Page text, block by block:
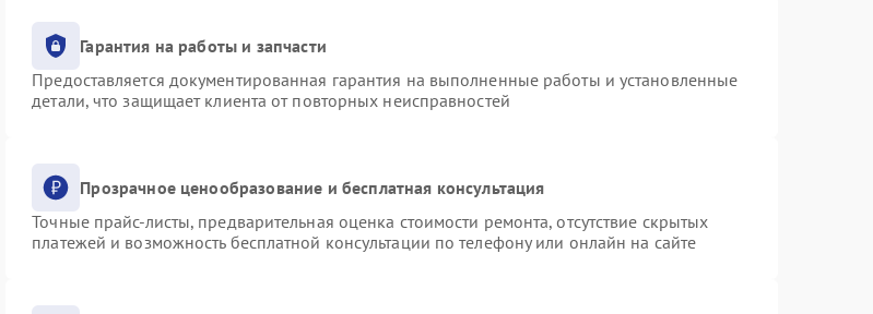
Гарантия на работы и запчасти
Предоставляется документированная гарантия на выполненные работы и установленные
детали, что защищает клиента от повторных неисправностей
Прозрачное ценообразование и бесплатная консультация
Точные прайс-листы, предварительная оценка стоимости ремонта, отсутствие скрытых
платежей и возможность бесплатной консультации по телефону или онлайн на сайте